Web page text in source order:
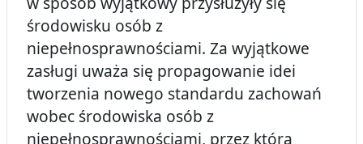
środowisku osób z
niepełnosprawnościami. Za wyjątkowe
zasługi uważa się propagowanie idei
tworzenia nowego standardu zachowań
wobec środowiska osób z
niepełnosprawnościami, przez którą